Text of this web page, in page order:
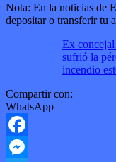
Nota: En la noticias de
depositar o transferir tu
Ex
sufrió la
incendio
Compartir con:
WhatsApp
Facebook